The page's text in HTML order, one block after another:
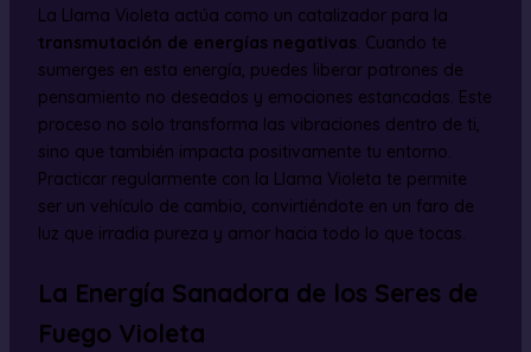
La Llama Violeta actúa como un catalizador para la
transmutación de energías negativas. Cuando te
sumerges en esta energía, puedes liberar patrones de
pensamiento no deseados y emociones estancadas. Este
proceso no solo transforma las vibraciones dentro de ti,
sino que también impacta positivamente tu entorno.
Practicar regularmente con la Llama Violeta te permite
ser un vehículo de cambio, convirtiéndote en un faro de
luz que irradia pureza y amor hacia todo lo que tocas.
La Energía Sanadora de los Seres de
Fuego Violeta